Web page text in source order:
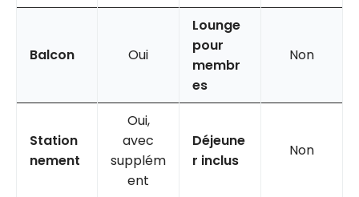
Balcon Oui
Lounge
pour
membr
es
Non
Station
nement
Oui,
avec
supplém
ent
Déjeune
r inclus
Non